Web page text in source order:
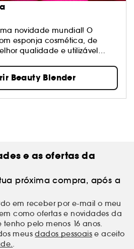
novidade mundial! O
esponja cosmética, de
qualidade e utilizável
foi concebido para
profissional da tez e uma tez
os teus dedos ou
possuem rebordos
riscos e linhas, o que
asseguram uma aplicação
evitam o desperdício dos
cosméticos .
Beauty Blender
e as ofertas da
próxima compra, após a
em receber por e-mail o meu
como ofertas e novidades da
pelo menos 16 anos.
meusdados pessoais e aceito
.